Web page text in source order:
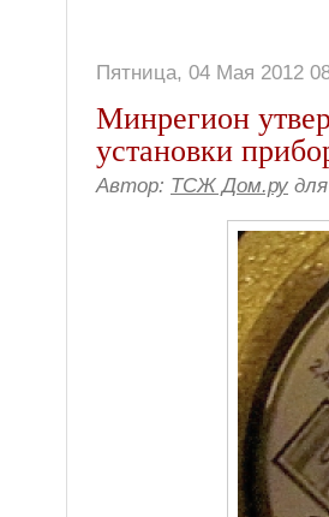
Пятница, 04 Мая 2012
Минрегион
установки
Автор: ТСЖ Дом.ру